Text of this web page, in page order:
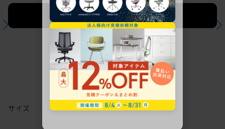
法人限定 お見積り
ご希望に応じて承ります。
サイズ